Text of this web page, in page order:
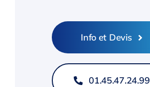
Info et Devis
01.45.47.24.99